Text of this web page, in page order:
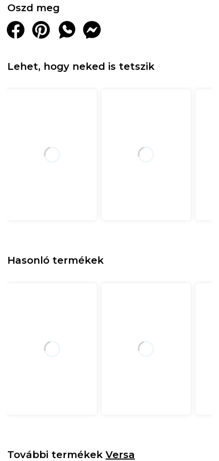
Oszd meg
Lehet, hogy neked is tetszik
Hasonló termékek
További termékek Versa